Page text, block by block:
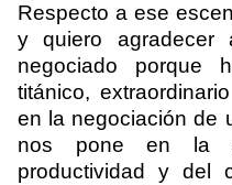
Respecto a ese
y quiero
negociado porque
titánico,
en la negociación de
nos pone en la
productividad y del